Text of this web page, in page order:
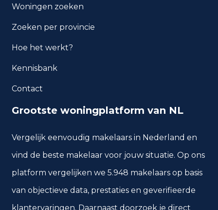
Roosendaal?
Welke woningtypen komen
het meest voor in Roosendaal?
Woningen zoeken
Zoeken per provincie
Hoe het werkt?
Kennisbank
Contact
Grootste woningplatform van NL
Vergelijk eenvoudig makelaars in Nederland en
vind de beste makelaar voor jouw situatie. Op ons
platform vergelijken we 5.948 makelaars op basis
van objectieve data, prestaties en geverifieerde
klantervaringen. Daarnaast doorzoek je direct